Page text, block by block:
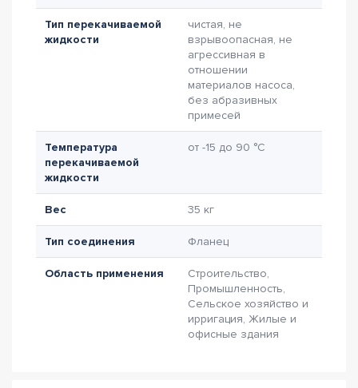
Тип перекачиваемой
жидкости
чистая, не
взрывоопасная, не
агрессивная в
отношении
материалов насоса,
без абразивных
примесей
Температура
перекачиваемой
жидкости
от -15 до 90 °C
Вес 35 кг
Тип соединения Фланец
Область применения
Строительство,
Промышленность,
Сельское хозяйство и
ирригация, Жилые и
офисные здания